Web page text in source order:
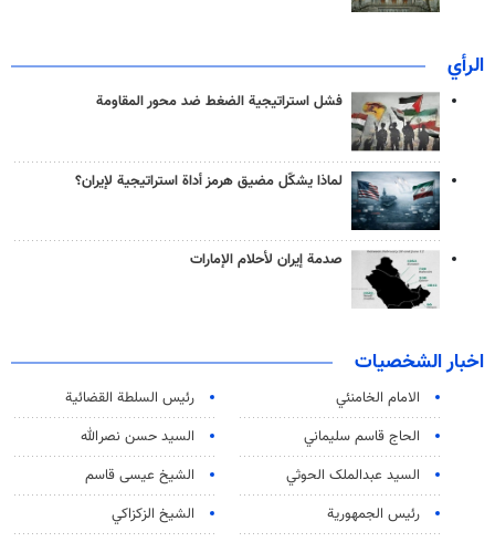
الرأي
فشل استراتيجية الضغط ضد محور المقاومة
لماذا يشكّل مضيق هرمز أداة استراتيجية لإيران؟
صدمة إيران لأحلام الإمارات
اخبار الشخصيات
الامام الخامنئي
رئیس السلطة القضائیة
الحاج قاسم سليماني
السيد حسن نصرالله
السید عبدالملک الحوثي
الشيخ عيسى قاسم
رئيس الجمهورية
الشيخ الزكزاكي